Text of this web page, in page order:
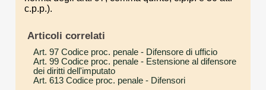
c.p.p.).
Articoli correlati
Art. 97 Codice proc. penale - Difensore di ufficio
Art. 99 Codice proc. penale - Estensione al difensore
dei diritti dell'imputato
Art. 613 Codice proc. penale - Difensori